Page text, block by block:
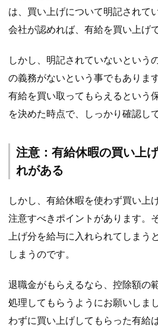
は、買い上げについて明記されて
会社が認めれば、有給を買い上げ
しかし、明記されていないという
の義務がないという事でもありま
有給を買い取ってもらえるという
を決めた時点で、しっかり確認し
注意：有給休暇の買い上
れがある
しかし、有給休暇を使わず買い上
注意すべきポイントがあります。
上げ分を給与に入れられてしまう
しまうのです。
退職金がもらえるなら、控除額の
処理してもらうようにお願いしま
わずに買い上げしてもらった有給